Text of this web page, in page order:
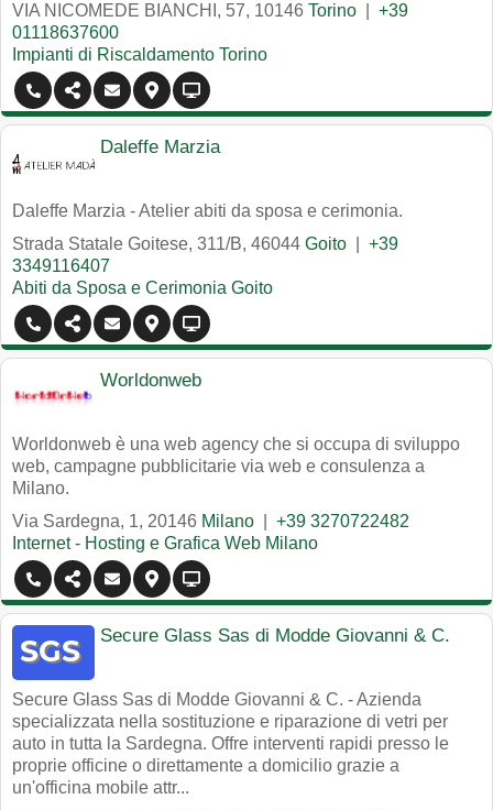
VIA NICOMEDE BIANCHI, 57, 10146 Torino
+39
01118637600
Impianti di Riscaldamento Torino
Daleffe Marzia
Daleffe Marzia - Atelier abiti da sposa e cerimonia.
Strada Statale Goitese, 311/B, 46044 Goito
+39
3349116407
Abiti da Sposa e Cerimonia Goito
Worldonweb
Worldonweb è una web agency che si occupa di sviluppo
web, campagne pubblicitarie via web e consulenza a
Milano.
Via Sardegna, 1, 20146 Milano
+39 3270722482
Internet - Hosting e Grafica Web Milano
Secure Glass Sas di Modde Giovanni & C.
Secure Glass Sas di Modde Giovanni & C. - Azienda
specializzata nella sostituzione e riparazione di vetri per
auto in tutta la Sardegna. Offre interventi rapidi presso le
proprie officine o direttamente a domicilio grazie a
un'officina mobile attr...